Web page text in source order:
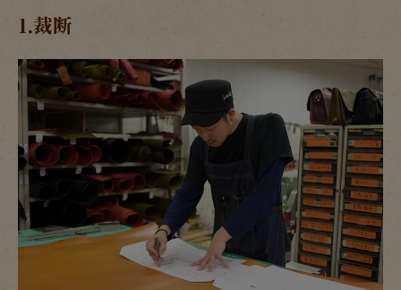
1.裁断